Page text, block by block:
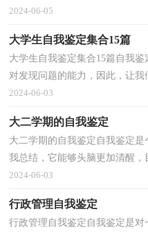
知上升到全面的、系统的、本质
2024-06-05
大学生自我鉴定集合15篇
大学生自我鉴定集合15篇自我
对发现问题的能力，因此，让
是怎么写的呢？以下是小编整理
2024-06-03
大二学期的自我鉴定
大二学期的自我鉴定自我鉴定
我总结，它能够头脑更加清醒
结，写好自我鉴定。那么你真的
2024-06-03
行政管理自我鉴定
行政管理自我鉴定自我鉴定是